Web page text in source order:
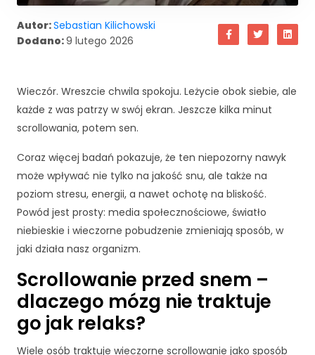
Autor:Sebastian Kilichowski
Dodano:9 lutego 2026
Wieczór. Wreszcie chwila spokoju. Leżycie obok siebie, ale
każde z was patrzy w swój ekran. Jeszcze kilka minut
scrollowania, potem sen.
Coraz więcej badań pokazuje, że ten niepozorny nawyk
może wpływać nie tylko na jakość snu, ale także na
poziom stresu, energii, a nawet ochotę na bliskość.
Powód jest prosty: media społecznościowe, światło
niebieskie i wieczorne pobudzenie zmieniają sposób, w
jaki działa nasz organizm.
Scrollowanie przed snem –
dlaczego mózg nie traktuje
go jak relaks?
Wiele osób traktuje wieczorne scrollowanie jako sposób